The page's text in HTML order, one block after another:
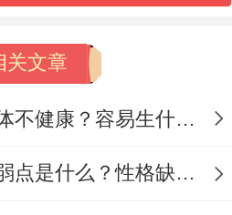
议属蛇人选择低风险的
说比较慢，但胜再稳
失！
，
弱点有什么】
关文章
属蛇的人为什么身体不健康？容易生什么病？
属鼠男人感情上的弱点是什么？性格缺点有哪些？